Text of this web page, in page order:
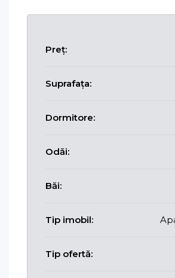
Preț:
Suprafața:
Dormitore:
Odăi:
Băi:
Tip imobil:
Tip ofertă: